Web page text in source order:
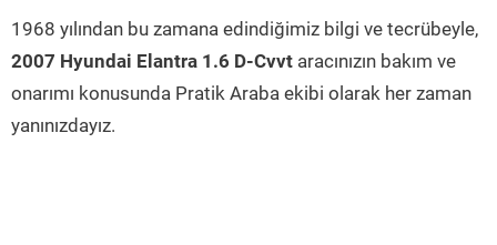
1968 yılından bu zamana edindiğimiz bilgi ve tecrübeyle,
2007 Hyundai Elantra 1.6 D-Cvvt aracınızın bakım ve
onarımı konusunda Pratik Araba ekibi olarak her zaman
yanınızdayız.